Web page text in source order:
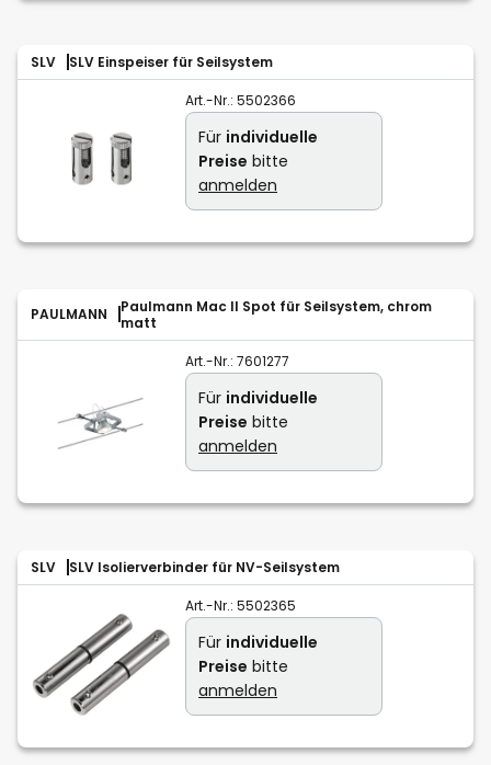
SLV SLV Einspeiser für Seilsystem
Art.-Nr.: 5502366
Für individuelle
Preise bitte
anmelden
PAULMANN
Paulmann Mac II Spot für Seilsystem, chrom
matt
Art.-Nr.: 7601277
Für individuelle
Preise bitte
anmelden
SLV SLV Isolierverbinder für NV-Seilsystem
Art.-Nr.: 5502365
Für individuelle
Preise bitte
anmelden